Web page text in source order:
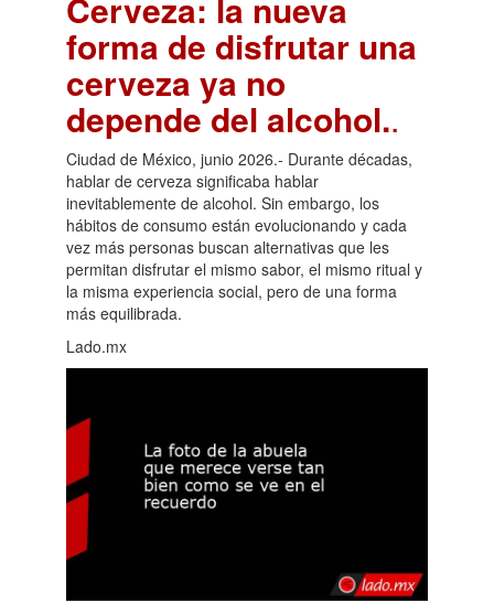
forma de disfrutar una
cerveza ya no
depende del alcohol..
Ciudad de México, junio 2026.- Durante décadas,
hablar de cerveza significaba hablar
inevitablemente de alcohol. Sin embargo, los
hábitos de consumo están evolucionando y cada
vez más personas buscan alternativas que les
permitan disfrutar el mismo sabor, el mismo ritual y
la misma experiencia social, pero de una forma
más equilibrada.
Lado.mx